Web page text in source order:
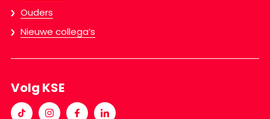
Ouders
Nieuwe collega’s
Volg KSE